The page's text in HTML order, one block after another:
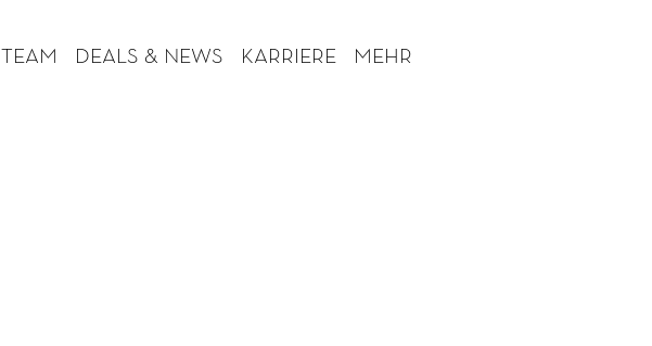
TEAM DEALS & NEWS KARRIERE MEHR